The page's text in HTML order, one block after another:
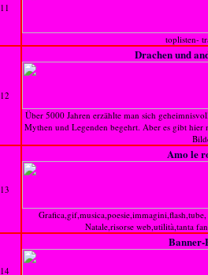
11
toplisten-
12
Drachen und
Über 5000 Jahren erzählte man sich
Mythen und Legenden begehrt. Aber es gibt
13
Amo le
Natale,risorse web,utilità,tanta
14
Banner-